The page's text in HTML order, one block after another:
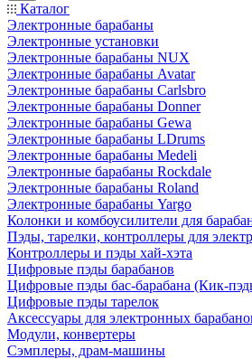
Каталог
Электронные барабаны
Электронные установки
Электронные барабаны NUX
Электронные барабаны Avatar
Электронные барабаны Carlsbro
Электронные барабаны Donner
Электронные барабаны Gewa
Электронные барабаны LDrums
Электронные барабаны Medeli
Электронные барабаны Rockdale
Электронные барабаны Roland
Электронные барабаны Yargo
Колонки и комбоусилители для
Пэды, тарелки, контроллеры для
Контроллеры и пэды хай-хэта
Цифровые пэды барабанов
Цифровые пэды бас-барабана (Кик-
Цифровые пэды тарелок
Аксессуары для электронных
Модули, конвертеры
Сэмплеры, драм-машины